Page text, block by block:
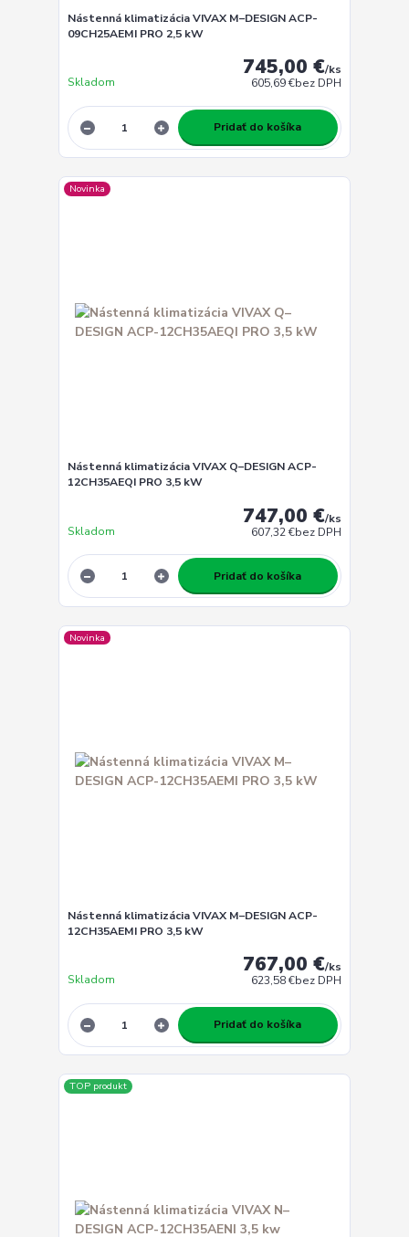
Nástenná klimatizácia VIVAX M–DESIGN ACP-
09CH25AEMI PRO 2,5 kW
745,00 €/ks
605,69 €bez DPH
Skladom
Pridať do košíka
Novinka
Nástenná klimatizácia VIVAX Q–DESIGN ACP-
12CH35AEQI PRO 3,5 kW
747,00 €/ks
607,32 €bez DPH
Skladom
Pridať do košíka
Novinka
Nástenná klimatizácia VIVAX M–DESIGN ACP-
12CH35AEMI PRO 3,5 kW
767,00 €/ks
623,58 €bez DPH
Skladom
Pridať do košíka
TOP produkt